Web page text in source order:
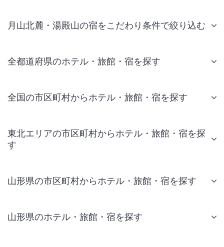
月山北麓・湯殿山の宿をこだわり条件で絞り込む
全都道府県のホテル・旅館・宿を探す
全国の市区町村からホテル・旅館・宿を探す
東北エリアの市区町村からホテル・旅館・宿を探
す
山形県の市区町村からホテル・旅館・宿を探す
山形県のホテル・旅館・宿を探す